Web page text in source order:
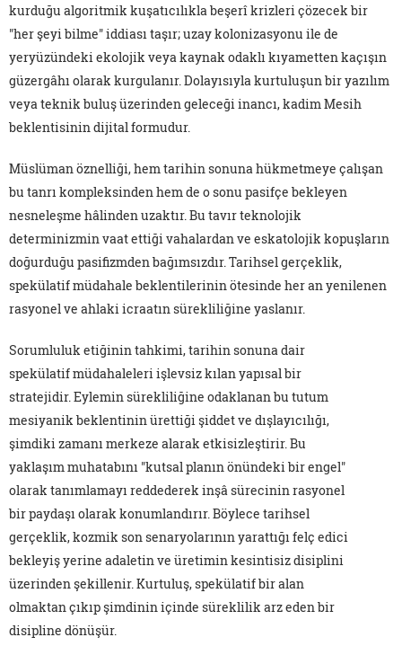
kurduğu algoritmik kuşatıcılıkla beşerî krizleri çözecek bir
"her şeyi bilme" iddiası taşır; uzay kolonizasyonu ile de
yeryüzündeki ekolojik veya kaynak odaklı kıyametten kaçışın
güzergâhı olarak kurgulanır. Dolayısıyla kurtuluşun bir yazılım
veya teknik buluş üzerinden geleceği inancı, kadim Mesih
beklentisinin dijital formudur.
Müslüman öznelliği, hem tarihin sonuna hükmetmeye çalışan
bu tanrı kompleksinden hem de o sonu pasifçe bekleyen
nesneleşme hâlinden uzaktır. Bu tavır teknolojik
determinizmin vaat ettiği vahalardan ve eskatolojik kopuşların
doğurduğu pasifizmden bağımsızdır. Tarihsel gerçeklik,
spekülatif müdahale beklentilerinin ötesinde her an yenilenen
rasyonel ve ahlaki icraatın sürekliliğine yaslanır.
Sorumluluk etiğinin tahkimi, tarihin sonuna dair
spekülatif müdahaleleri işlevsiz kılan yapısal bir
stratejidir. Eylemin sürekliliğine odaklanan bu tutum
mesiyanik beklentinin ürettiği şiddet ve dışlayıcılığı,
şimdiki zamanı merkeze alarak etkisizleştirir. Bu
yaklaşım muhatabını "kutsal planın önündeki bir engel"
olarak tanımlamayı reddederek inşâ sürecinin rasyonel
bir paydaşı olarak konumlandırır. Böylece tarihsel
gerçeklik, kozmik son senaryolarının yarattığı felç edici
bekleyiş yerine adaletin ve üretimin kesintisiz disiplini
üzerinden şekillenir. Kurtuluş, spekülatif bir alan
olmaktan çıkıp şimdinin içinde süreklilik arz eden bir
disipline dönüşür.